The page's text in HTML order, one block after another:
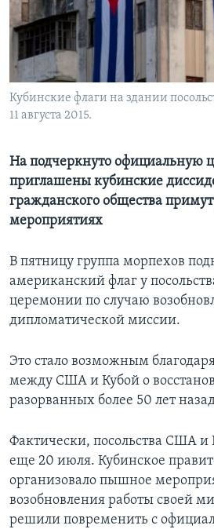
Learning English
СОЦИАЛЬНЫЕ СЕТИ
Кубинские флаги на здании
11 августа 2015.
На подчеркнуто официальную
приглашены кубинские
гражданского общества
мероприятиях
В пятницу группа морпехов
американский флаг у
церемонии по случаю
дипломатической миссии.
Это стало возможным
между США и Кубой о
разорванных более 50 лет
Фактически, посольства США и
еще 20 июля. Кубинское
организовало пышное
возобновления работы своей
решили повременить с